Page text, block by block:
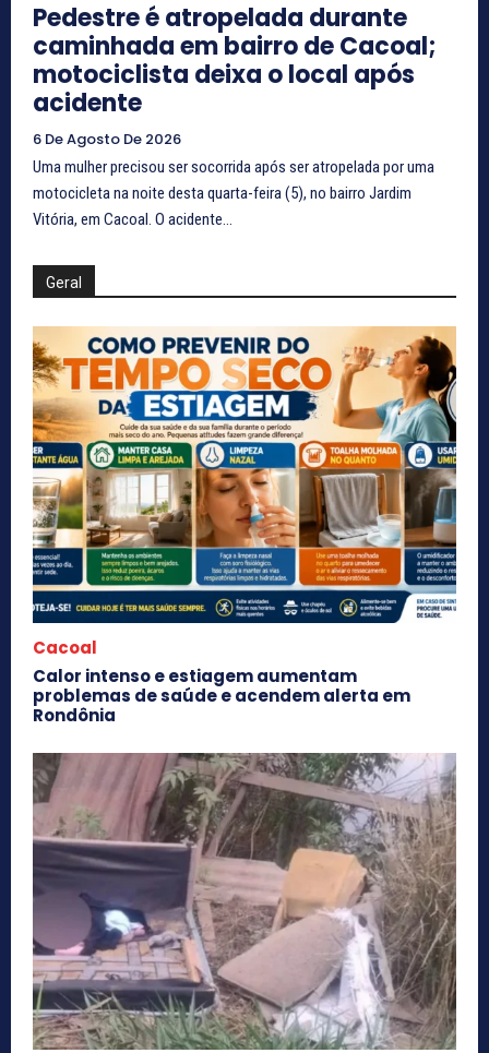
Pedestre é atropelada durante
caminhada em bairro de Cacoal;
motociclista deixa o local após
acidente
6 De Agosto De 2026
Uma mulher precisou ser socorrida após ser atropelada por uma
motocicleta na noite desta quarta-feira (5), no bairro Jardim
Vitória, em Cacoal. O acidente...
Geral
Cacoal
Calor intenso e estiagem aumentam
problemas de saúde e acendem alerta em
Rondônia